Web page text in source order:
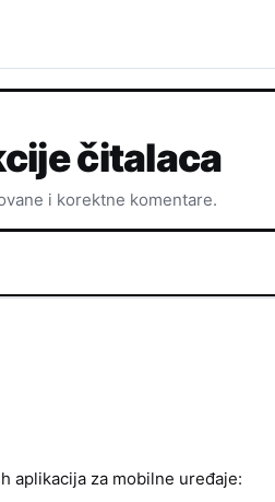
čitalaca
i korektne komentare.
aplikacija za mobilne uređaje: